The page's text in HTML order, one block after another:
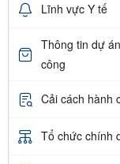
Lĩnh vực Y tế
Thông tin dự
công
Cải cách hành
Tổ chức chính